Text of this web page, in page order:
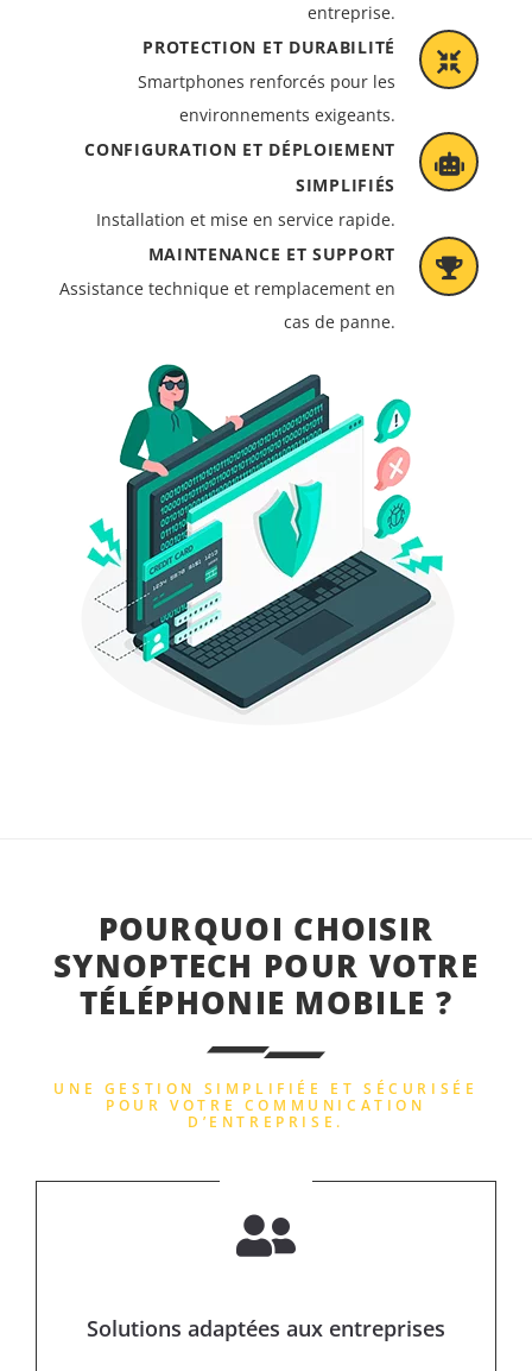
entreprise.
PROTECTION ET DURABILITÉ
Smartphones renforcés pour les
environnements exigeants.
CONFIGURATION ET DÉPLOIEMENT
SIMPLIFIÉS
Installation et mise en service rapide.
MAINTENANCE ET SUPPORT
Assistance technique et remplacement en
cas de panne.
POURQUOI CHOISIR
SYNOPTECH POUR VOTRE
TÉLÉPHONIE MOBILE ?
UNE GESTION SIMPLIFIÉE ET SÉCURISÉE
POUR VOTRE COMMUNICATION
D’ENTREPRISE.
Solutions adaptées aux entreprises